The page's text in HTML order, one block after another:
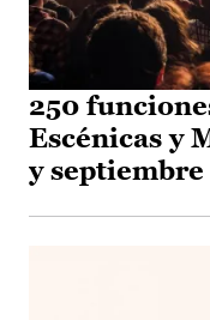
250
Escénicas y
y septiembre